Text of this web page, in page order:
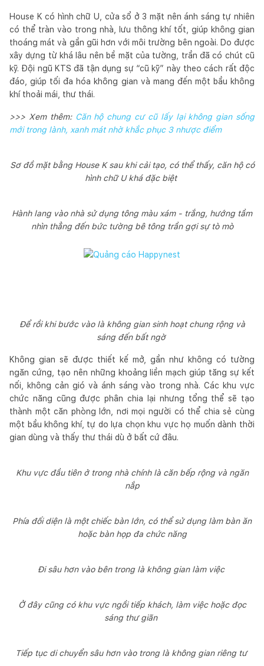
House K có hình chữ U, cửa sổ ở 3 mặt nên ánh sáng tự nhiên
có thể tràn vào trong nhà, lưu thông khí tốt, giúp không gian
thoáng mát và gần gũi hơn với môi trường bên ngoài. Do được
xây dựng từ khá lâu nên bề mặt của tường, trần đã có chút cũ
kỹ. Đội ngũ KTS đã tận dụng sự “cũ kỹ” này theo cách rất độc
đáo, giúp tối đa hóa không gian và mang đến một bầu không
khí thoải mái, thư thái.
>>> Xem thêm: Căn hộ chung cư cũ lấy lại không gian sống
mới trong lành, xanh mát nhờ khắc phục 3 nhược điểm
Sơ đồ mặt bằng House K sau khi cải tạo, có thể thấy, căn hộ có
hình chữ U khá đặc biệt
Hành lang vào nhà sử dụng tông màu xám - trắng, hướng tầm
nhìn thẳng đến bức tường bê tông trần gợi sự tò mò
Để rồi khi bước vào là không gian sinh hoạt chung rộng và
sáng đến bất ngờ
Không gian sẽ được thiết kế mở, gần như không có tường
ngăn cứng, tạo nên những khoảng liền mạch giúp tăng sự kết
nối, không cản gió và ánh sáng vào trong nhà. Các khu vực
chức năng cũng được phân chia lại nhưng tổng thể sẽ tạo
thành một căn phòng lớn, nơi mọi người có thể chia sẻ cùng
một bầu không khí, tự do lựa chọn khu vực họ muốn dành thời
gian dùng và thấy thư thái dù ở bất cứ đâu.
Khu vực đầu tiên ở trong nhà chính là căn bếp rộng và ngăn
nắp
Phía đối diện là một chiếc bàn lớn, có thể sử dụng làm bàn ăn
hoặc bàn họp đa chức năng
Đi sâu hơn vào bên trong là không gian làm việc
Ở đây cũng có khu vực ngồi tiếp khách, làm việc hoặc đọc
sáng thư giãn
Tiếp tục di chuyển sâu hơn vào trong là không gian riêng tư